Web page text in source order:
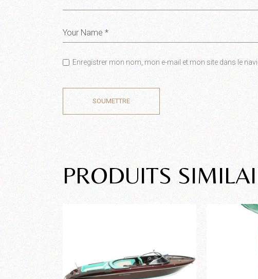
Enregistrer mon nom, mon e-mail et mon site dans le
SOUMETTRE
PRODUITS